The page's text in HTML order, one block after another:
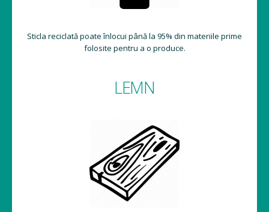
Sticla reciclată poate înlocui până la 95% din materiile prime
folosite pentru a o produce.
LEMN